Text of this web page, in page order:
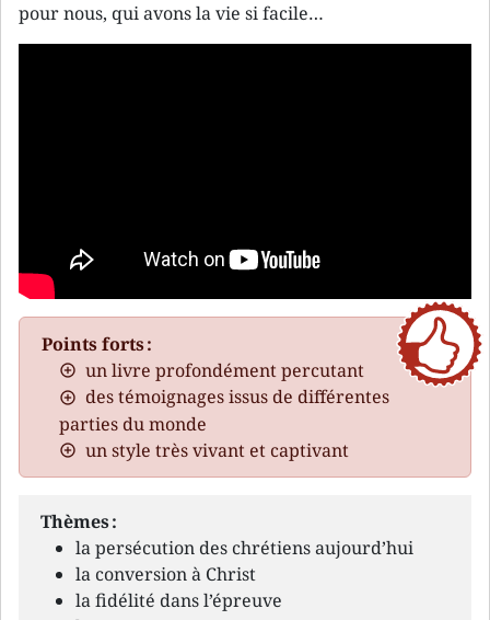
pour nous, qui avons la vie si facile…
Points forts :
un livre profondément percutant
des témoignages issus de différentes
parties du monde
un style très vivant et captivant
Thèmes :
la persécution des chrétiens aujourd’hui
la conversion à Christ
la fidélité dans l’épreuve